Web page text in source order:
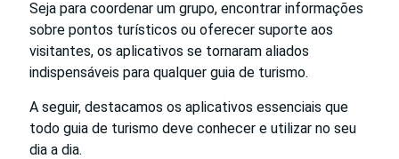
Seja para coordenar um grupo, encontrar informações
sobre pontos turísticos ou oferecer suporte aos
visitantes, os aplicativos se tornaram aliados
indispensáveis para qualquer guia de turismo.
A seguir, destacamos os aplicativos essenciais que
todo guia de turismo deve conhecer e utilizar no seu
dia a dia.